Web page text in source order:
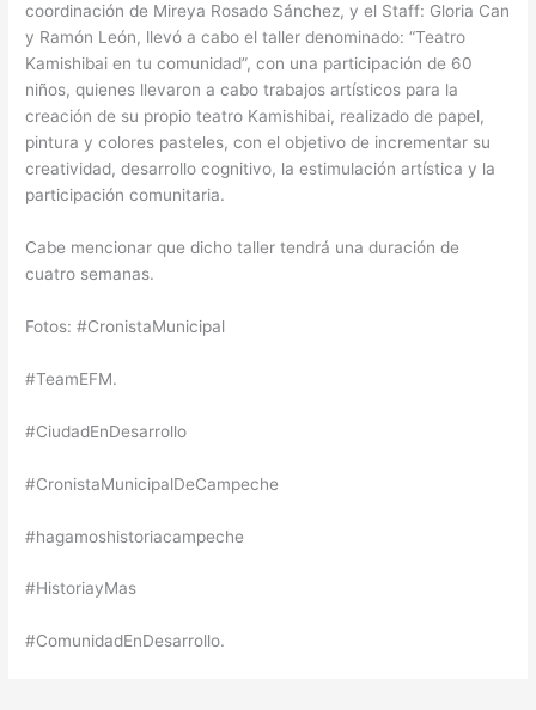
coordinación de Mireya Rosado Sánchez, y el Staff: Gloria Can
y Ramón León, llevó a cabo el taller denominado: “Teatro
Kamishibai en tu comunidad”, con una participación de 60
niños, quienes llevaron a cabo trabajos artísticos para la
creación de su propio teatro Kamishibai, realizado de papel,
pintura y colores pasteles, con el objetivo de incrementar su
creatividad, desarrollo cognitivo, la estimulación artística y la
participación comunitaria.
Cabe mencionar que dicho taller tendrá una duración de
cuatro semanas.
Fotos: #CronistaMunicipal
#TeamEFM.
#CiudadEnDesarrollo
#CronistaMunicipalDeCampeche
#hagamoshistoriacampeche
#HistoriayMas
#ComunidadEnDesarrollo.